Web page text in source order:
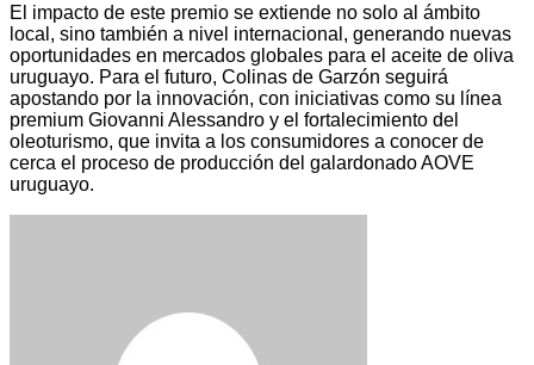
El impacto de este premio se extiende no solo al ámbito
local, sino también a nivel internacional, generando nuevas
oportunidades en mercados globales para el aceite de oliva
uruguayo. Para el futuro, Colinas de Garzón seguirá
apostando por la innovación, con iniciativas como su línea
premium Giovanni Alessandro y el fortalecimiento del
oleoturismo, que invita a los consumidores a conocer de
cerca el proceso de producción del galardonado AOVE
uruguayo.